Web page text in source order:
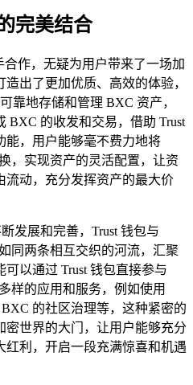
完美结合
合作，无疑为用户带来了一场加
出了更加优质、高效的体验，
靠地存储和管理 BXC 资产，
BXC 的收发和交易，借助 Trust
能，用户能够毫不费力地将
，实现资产的灵活配置，让资
流动，充分发挥资产的最大价
发展和完善，Trust 钱包与
同两条相互交织的河流，汇聚
以通过 Trust 钱包直接参与
样的应用和服务，例如使用
的社区治理等，这种紧密的
世界的大门，让用户能够充分
利，开启一段充满惊喜和机遇